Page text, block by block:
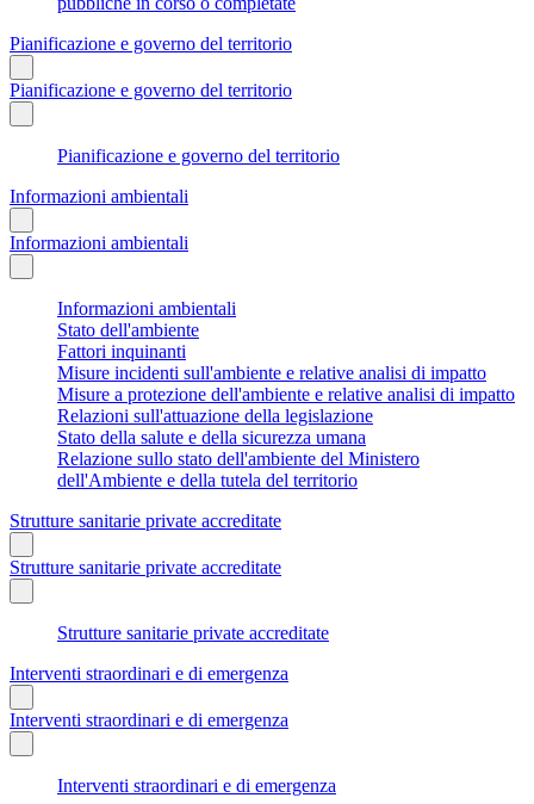
Pianificazione e governo del territorio
Pianificazione e governo del territorio
Pianificazione e governo del territorio
Informazioni ambientali
Informazioni ambientali
Informazioni ambientali
Stato dell'ambiente
Fattori inquinanti
Misure incidenti sull'ambiente e relative analisi di impatto
Misure a protezione dell'ambiente e relative analisi di impatto
Relazioni sull'attuazione della legislazione
Stato della salute e della sicurezza umana
Relazione sullo stato dell'ambiente del Ministero
dell'Ambiente e della tutela del territorio
Strutture sanitarie private accreditate
Strutture sanitarie private accreditate
Strutture sanitarie private accreditate
Interventi straordinari e di emergenza
Interventi straordinari e di emergenza
Interventi straordinari e di emergenza